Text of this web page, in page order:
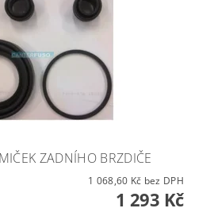
ZADNÍHO BRZDIČE
1 068,60 Kč bez DPH
1 293 Kč